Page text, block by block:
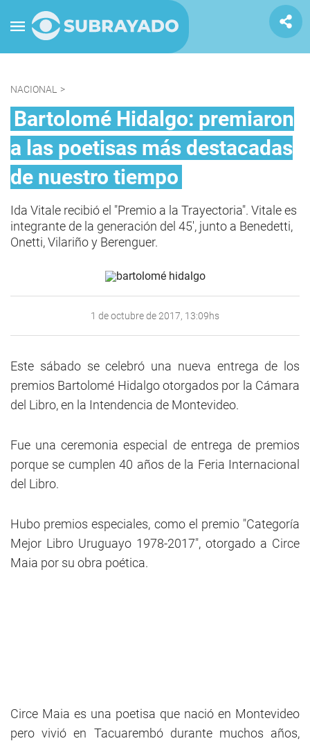
NACIONAL >
Bartolomé Hidalgo: premiaron
a las poetisas más destacadas
de nuestro tiempo
Ida Vitale recibió el "Premio a la Trayectoria". Vitale es
integrante de la generación del 45', junto a Benedetti,
Onetti, Vilariño y Berenguer.
1 de octubre de 2017, 13:09hs
Este sábado se celebró una nueva entrega de los
premios Bartolomé Hidalgo otorgados por la Cámara
del Libro, en la Intendencia de Montevideo.
Fue una ceremonia especial de entrega de premios
porque se cumplen 40 años de la Feria Internacional
del Libro.
Hubo premios especiales, como el premio "Categoría
Mejor Libro Uruguayo 1978-2017", otorgado a Circe
Maia por su obra poética.
Circe Maia es una poetisa que nació en Montevideo
pero vivió en Tacuarembó durante muchos años,